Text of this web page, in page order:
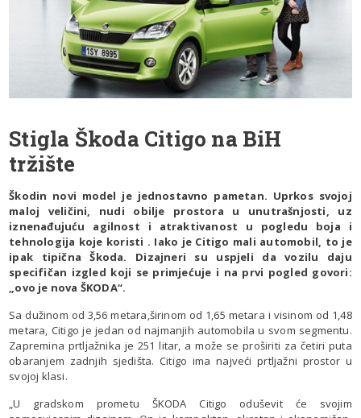
Stigla Škoda Citigo na BiH
tržište
Škodin novi model je jednostavno pametan. Uprkos svojoj
maloj veličini, nudi obilje prostora u unutrašnjosti, uz
iznenađujuću agilnost i atraktivanost u pogledu boja i
tehnologija koje koristi . Iako je Citigo mali automobil, to je
ipak tipična Škoda. Dizajneri su uspjeli da vozilu daju
specifičan izgled koji se primjećuje i na prvi pogled govori:
„ovo je nova ŠKODA“.
Sa dužinom od 3,56 metara,širinom od 1,65 metara i visinom od 1,48
metara, Citigo je jedan od najmanjih automobila u svom segmentu.
Zapremina prtljažnika je 251 litar, a može se proširiti za četiri puta
obaranjem zadnjih sjedišta. Citigo ima najveći prtljažni prostor u
svojoj klasi.
„U gradskom prometu ŠKODA Citigo oduševit će svojim